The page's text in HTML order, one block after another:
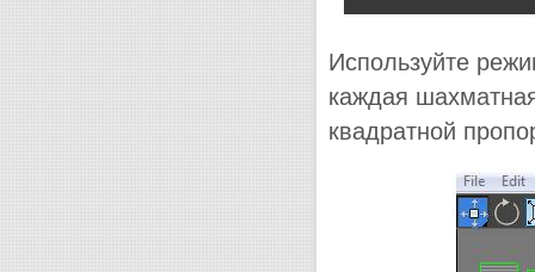
Используйте
каждая
квадратной